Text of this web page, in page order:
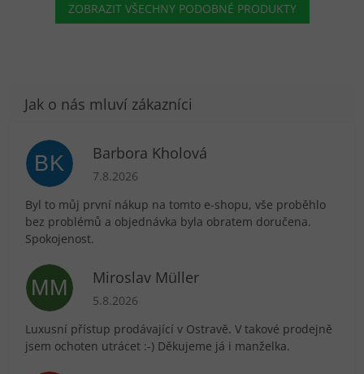
ZOBRAZIT VŠECHNY PODOBNÉ PRODUKTY
BK Barbora Kholová
Hodnocení obchodu je 5 z 5 hvězdiček.
7.8.2026
Byl to můj první nákup na tomto e-shopu, vše proběhlo
bez problémů a objednávka byla obratem doručena.
Spokojenost.
MM Miroslav Müller
Hodnocení obchodu je 5 z 5 hvězdiček.
5.8.2026
Luxusní přístup prodávající v Ostravě. V takové prodejně
jsem ochoten utrácet :-) Děkujeme já i manželka.